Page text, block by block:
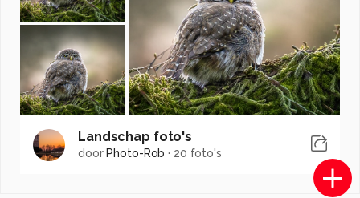
Landschap foto's
door Photo-Rob · 20 foto's